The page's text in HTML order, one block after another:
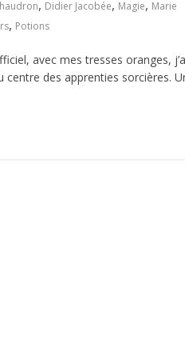
, Didier Jacobée, Magie, Marie
, Potions
avec mes tresses oranges,
centre des apprenties sorcières.